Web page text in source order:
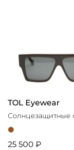
TOL Eyewear
Солнцезащитные
25 500 ₽